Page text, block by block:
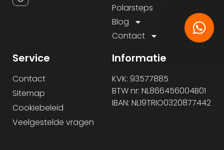
Polarsteps
Blog
Contact
Service
Contact
Sitemap
Cookiebeleid
Veelgestelde vragen
Informatie
KVK: 93577885
BTW nr: NL866456004B01
IBAN: NL19TRIO0320877442